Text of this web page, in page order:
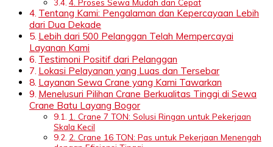
Tentang Kami: Pengalaman dan Kepercayaan Lebih
dari Dua Dekade
Lebih dari 500 Pelanggan Telah Mempercayai
Layanan Kami
Testimoni Positif dari Pelanggan
Lokasi Pelayanan yang Luas dan Tersebar
Layanan Sewa Crane yang Kami Tawarkan
Menelusuri Pilihan Crane Berkualitas Tinggi di Sewa
Crane Batu Layang Bogor
1. Crane 7 TON: Solusi Ringan untuk Pekerjaan
Skala Kecil
2. Crane 16 TON: Pas untuk Pekerjaan Menengah